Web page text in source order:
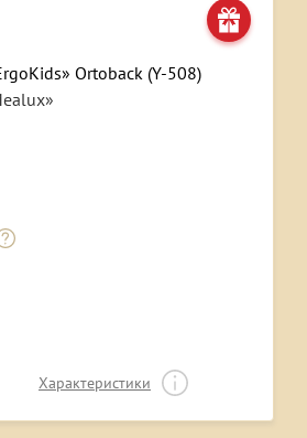
Ortoback (Y-508)
Характеристики